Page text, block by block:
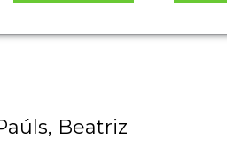
Beatriz